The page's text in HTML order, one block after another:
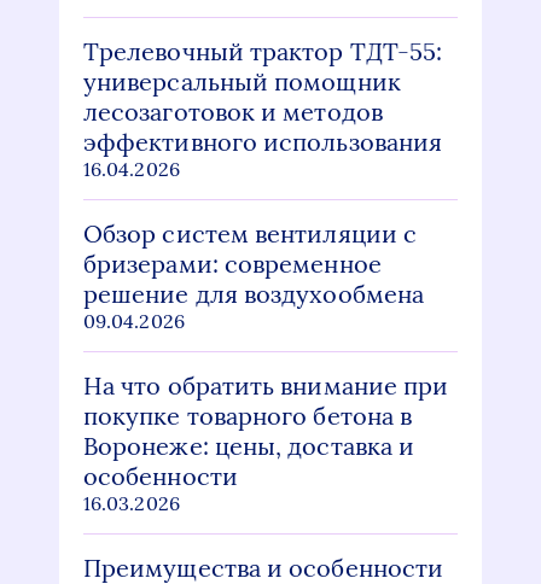
Трелевочный трактор ТДТ-55:
универсальный помощник
лесозаготовок и методов
эффективного использования
16.04.2026
Обзор систем вентиляции с
бризерами: современное
решение для воздухообмена
09.04.2026
На что обратить внимание при
покупке товарного бетона в
Воронеже: цены, доставка и
особенности
16.03.2026
Преимущества и особенности